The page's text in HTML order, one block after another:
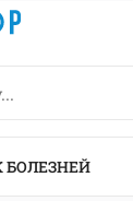
БОЛЕЗНЕЙ